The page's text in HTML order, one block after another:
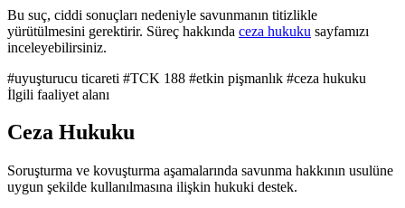
Bu suç, ciddi sonuçları nedeniyle savunmanın titizlikle
yürütülmesini gerektirir. Süreç hakkında ceza hukuku sayfamızı
inceleyebilirsiniz.
#uyuşturucu ticareti #TCK 188 #etkin pişmanlık #ceza hukuku
İlgili faaliyet alanı
Ceza Hukuku
Soruşturma ve kovuşturma aşamalarında savunma hakkının usulüne
uygun şekilde kullanılmasına ilişkin hukuki destek.